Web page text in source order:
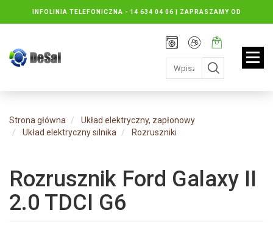
INFOLINIA TELEFONICZNA - 14 634 04 06 | ZAPRASZAMY OD
PONIEDZIAŁKU DO PIĄTKU : 8.30 DO 16.30, SOBOTY: 8.30 DO 13.00
Rejestracja
Moje
konto
Twój
koszyk:
jest
pusty
Strona główna
Układ elektryczny, zapłonowy
Układ elektryczny silnika
Rozruszniki
Rozrusznik Ford Galaxy II
2.0 TDCI G6